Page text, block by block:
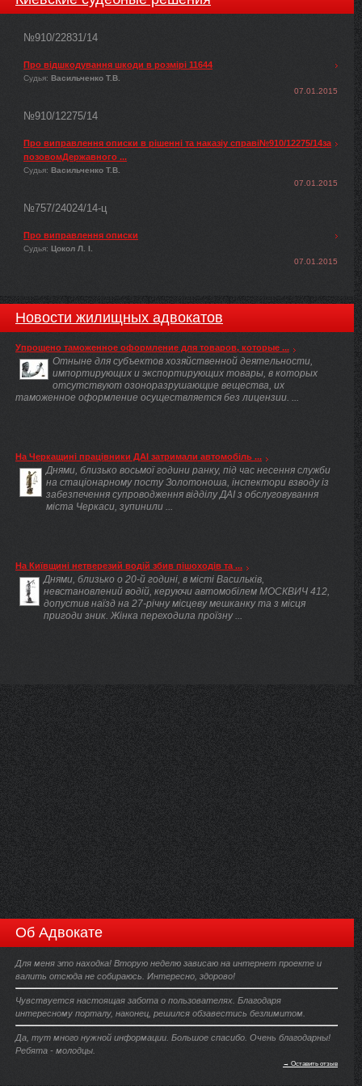
№910/22831/14
Про відшкодування шкоди в розмірі 11644
Судья: Васильченко Т.В.
07.01.2015
№910/12275/14
Про виправлення описки в рішенні та наказіу справі№910/12275/14за
позовомДержавного ...
Судья: Васильченко Т.В.
07.01.2015
№757/24024/14-ц
Про виправлення описки
Судья: Цокол Л. І.
07.01.2015
Новости жилищных адвокатов
Упрощено таможенное оформление для товаров, которые ...
Отныне для субъектов хозяйственной деятельности,
импортирующих и экспортирующих товары, в которых
отсутствуют озоноразрушающие вещества, их
таможенное оформление осуществляется без лицензии. ...
На Черкащині працівники ДАІ затримали автомобіль ...
Днями, близько восьмої години ранку, під час несення служби
на стаціонарному посту Золотоноша, інспектори взводу із
забезпечення супроводження відділу ДАІ з обслуговування
міста Черкаси, зупинили ...
На Київщині нетверезий водій збив пішоходів та ...
Днями, близько о 20-й годині, в місті Васильків,
невстановлений водій, керуючи автомобілем МОСКВИЧ 412,
допустив наїзд на 27-річну місцеву мешканку та з місця
пригоди зник. Жінка переходила проїзну ...
Об Адвокате
Для меня это находка! Вторую неделю зависаю на интернет проекте и
валить отсюда не собираюсь. Интересно, здорово!
Чувствуется настоящая забота о пользователях. Благодаря
интересному порталу, наконец, решился обзавестись безлимитом.
Да, тут много нужной информации. Большое спасибо. Очень благодарны!
Ребята - молодцы.
→ Оставить отзыв